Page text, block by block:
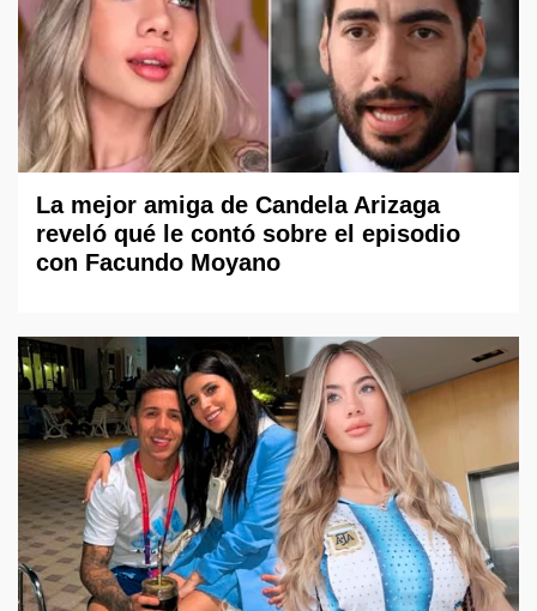
La mejor amiga de Candela Arizaga
reveló qué le contó sobre el episodio
con Facundo Moyano